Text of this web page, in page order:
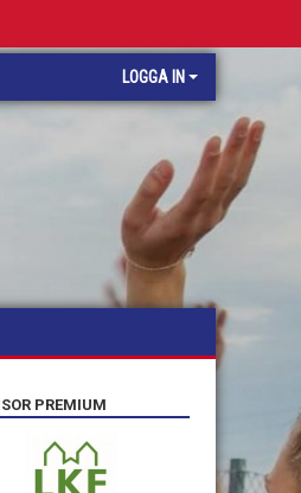
LOGGA IN
PREMIUM